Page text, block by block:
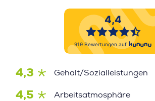
4,3 Gehalt/Sozialleistungen
4,5 Arbeitsatmosphäre